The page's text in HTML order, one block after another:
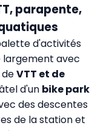
parapente,
d'activités
largement avec
VTT et de
d'un bike park
des descentes
de la station et